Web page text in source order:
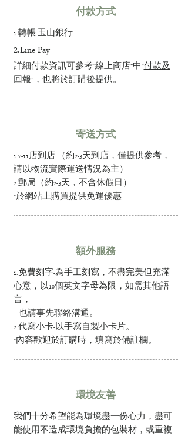
付款方式
1.轉帳-玉山銀行
2.Line Pay
詳細付款資訊可參考“線上商店”中“付款及
回報”，也將於訂購後提供。
寄送方式
1.7-11店到店 （約2-3天到店，僅提供參考，
請以物流實際運送情況為主）
2.郵局（約2-3天，不含休假日）
*於網站上購買提供免運優惠
額外服務
1.免費刻字-為手工刻寫，不盡完美但充滿
心意，以10個英文字母為限，如需其他語
言，
也請事先聯絡溝通。
2.代寫小卡-以手寫自製小卡片。
*內容歡迎於訂購時，填寫於備註欄。
環境友善
我們十分希望能為環境盡一份心力，盡可
能使用不造成環境負擔的包裝材，或重複